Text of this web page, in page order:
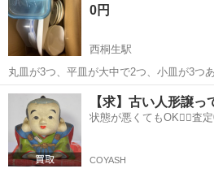
0円
西桐生駅
丸皿が3つ、平皿が大中で2つ、小皿が3つ
めのが3つです。
群馬 桐生市 西桐生駅 食器
【求】古い人形譲っ
状態が悪くてもOK🙆‍♀️査
COYASH